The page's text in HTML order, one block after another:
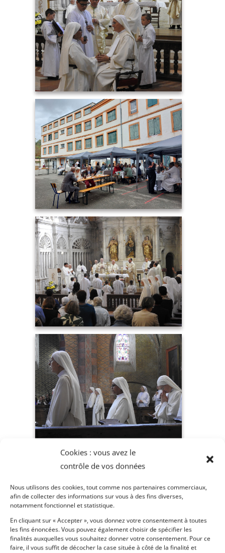
Cookies : vous avez le
contrôle de vos données
Nous utilisons des cookies, tout comme nos partenaires commerciaux,
afin de collecter des informations sur vous à des fins diverses,
notamment fonctionnel et statistique.
En cliquant sur « Accepter », vous donnez votre consentement à toutes
les fins énoncées. Vous pouvez également choisir de spécifier les
finalités auxquelles vous souhaitez donner votre consentement. Pour ce
faire, il vous suffit de décocher la case située à côté de la finalité et